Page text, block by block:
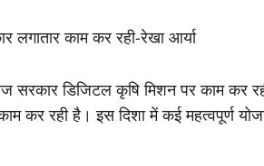
लगातार काम कर रही-रेखा आर्या
सरकार डिजिटल कृषि मिशन पर काम
कर रही है। इस दिशा में कई महत्वपूर्ण